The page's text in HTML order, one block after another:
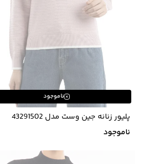
ناموجود
پلیور زنانه جین وست مدل 43291502
ناموجود